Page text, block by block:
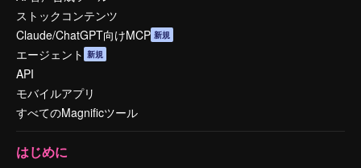
ストックコンテンツ
Claude/ChatGPT向けMCP 新規
エージェント 新規
API
モバイルアプリ
すべてのMagnificツール
はじめに